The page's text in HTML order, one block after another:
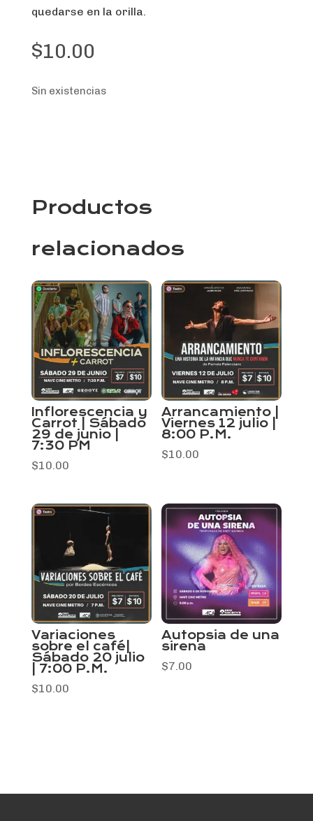
quedarse en la orilla.
$10.00
Sin existencias
Productos
relacionados
Inflorescencia y
Carrot | Sábado
29 de junio |
7:30 PM
$10.00
Arrancamiento |
Viernes 12 julio |
8:00 P.M.
$10.00
Variaciones
sobre el café|
Sábado 20 julio
| 7:00 P.M.
$10.00
Autopsia de una
sirena
$7.00